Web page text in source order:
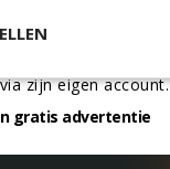
zijn eigen account.
gratis advertentie